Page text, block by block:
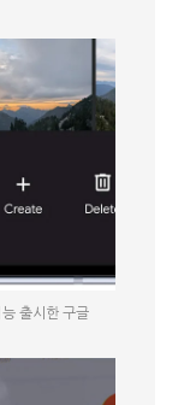
출시한 구글